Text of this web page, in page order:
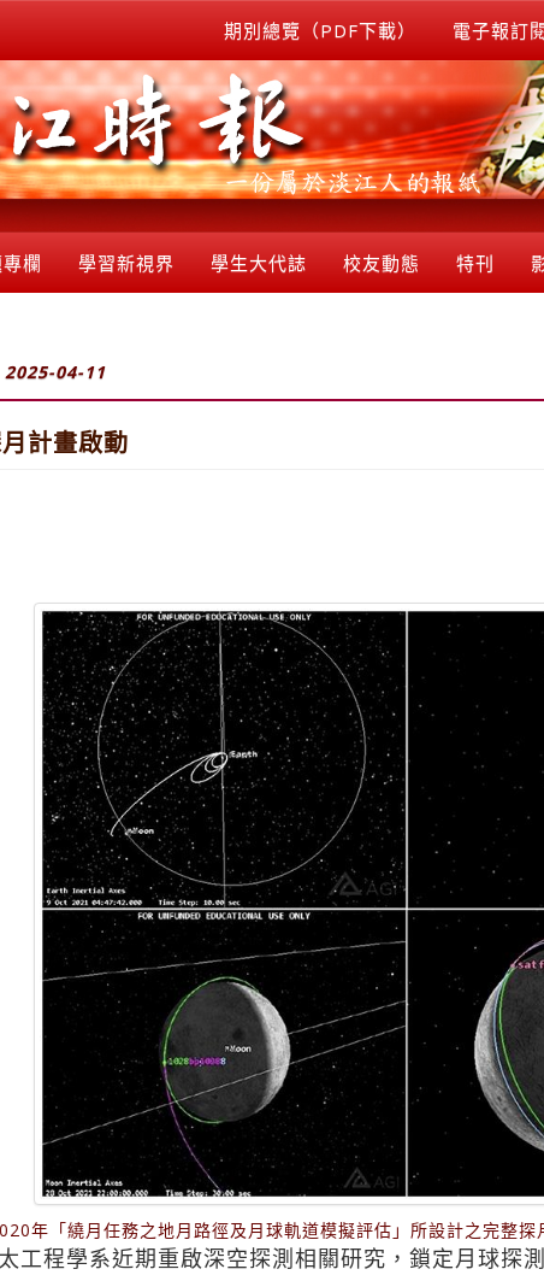
期別總覽（PDF下載） 電子報訂
欄 學習新視界 學生大代誌 校友動態 特刊
2025-04-11
計畫啟動
年「繞月任務之地月路徑及月球軌道模擬評估」所設計之完整探
工程學系近期重啟深空探測相關研究，鎖定月球探